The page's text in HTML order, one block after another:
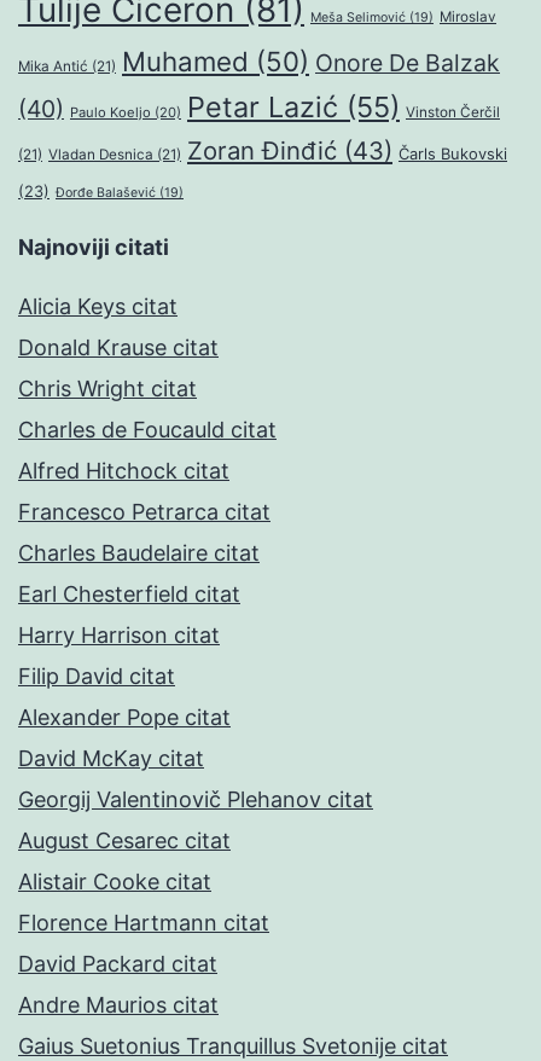
Tulije Ciceron (81) Meša Selimović (19) Miroslav
Mika Antić (21) Muhamed (50) Onore De Balzak
(40) Paulo Koeljo (20) Petar Lazić (55) Vinston Čerčil
(21) Vladan Desnica (21) Zoran Đinđić (43) Čarls Bukovski
(23) Đorđe Balašević (19)
Najnoviji citati
Alicia Keys citat
Donald Krause citat
Chris Wright citat
Charles de Foucauld citat
Alfred Hitchock citat
Francesco Petrarca citat
Charles Baudelaire citat
Earl Chesterfield citat
Harry Harrison citat
Filip David citat
Alexander Pope citat
David McKay citat
Georgij Valentinovič Plehanov citat
August Cesarec citat
Alistair Cooke citat
Florence Hartmann citat
David Packard citat
Andre Maurios citat
Gaius Suetonius Tranquillus Svetonije citat